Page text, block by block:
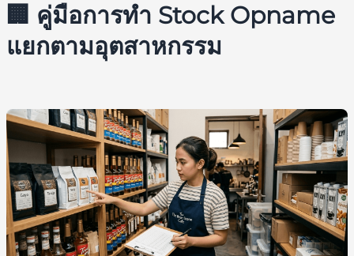
🏢 คู่มือการทำ Stock Opname
แยกตามอุตสาหกรรม